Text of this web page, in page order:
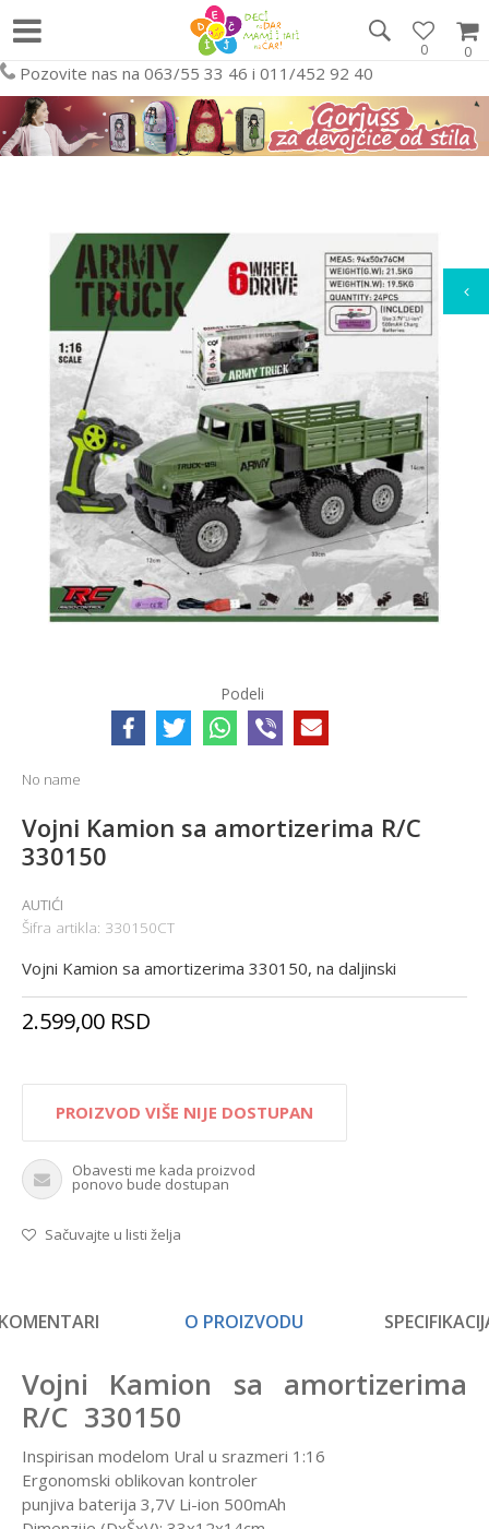
0
0
Pozovite nas na 063/55 33 46 i 011/452 92 40
Podeli
No name
Vojni Kamion sa amortizerima R/C
330150
AUTIĆI
Šifra artikla: 330150CT
Vojni Kamion sa amortizerima 330150, na daljinski
2.599,00 RSD
PROIZVOD VIŠE NIJE DOSTUPAN
Obavesti me kada proizvod
ponovo bude dostupan
Sačuvajte u listi želja
O PROIZVODU
Vojni Kamion sa amortizerima
R/C 330150
Inspirisan modelom Ural u srazmeri 1:16
Ergonomski oblikovan kontroler
punjiva baterija 3,7V Li-ion 500mAh